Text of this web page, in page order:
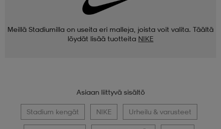
Meillä Stadiumilla on useita eri malleja, joista voit valita. Täältä
löydät lisää tuotteita NIKE
Asiaan liittyvä sisältö
Stadium kengät NIKE Urheilu & varusteet